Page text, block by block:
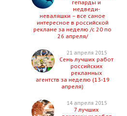
гепарды и
медведи-
неваляшки – все самое
интересное в российской
рекламе за неделю /с 20 по
26 апреля/
21 апреля 2015
Семь лучших работ
российских
рекламных
агентств за неделю (13-19
апреля)
14 апреля 2015
7 лучших